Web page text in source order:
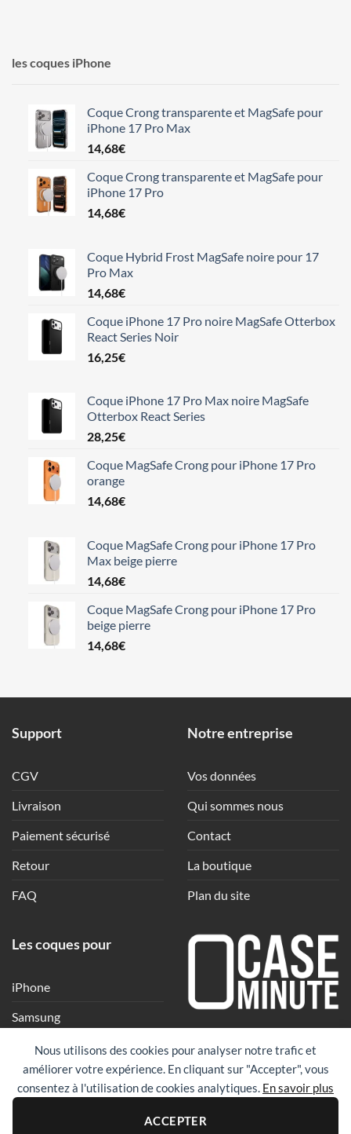
Nous utilisons des cookies pour analyser notre trafic et
améliorer votre expérience. En cliquant sur "Accepter", vous
consentez à l'utilisation de cookies analytiques. En savoir plus
ACCEPTER
les coques iPhone
Coque Crong transparente et MagSafe pour
iPhone 17 Pro Max
14,68€
Coque Crong transparente et MagSafe pour
iPhone 17 Pro
14,68€
Coque Hybrid Frost MagSafe noire pour 17
Pro Max
14,68€
Coque iPhone 17 Pro noire MagSafe Otterbox
React Series Noir
16,25€
Coque iPhone 17 Pro Max noire MagSafe
Otterbox React Series
28,25€
Coque MagSafe Crong pour iPhone 17 Pro
orange
14,68€
Coque MagSafe Crong pour iPhone 17 Pro
Max beige pierre
14,68€
Coque MagSafe Crong pour iPhone 17 Pro
beige pierre
14,68€
Support
CGV
Livraison
Paiement sécurisé
Retour
FAQ
Notre entreprise
Vos données
Qui sommes nous
Contact
La boutique
Plan du site
Les coques pour
iPhone
Samsung
Xiaomi
Google
Huawei
Une coque en quelques
clics